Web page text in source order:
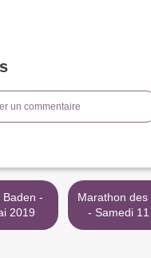
un commentaire
2019
Marathon des